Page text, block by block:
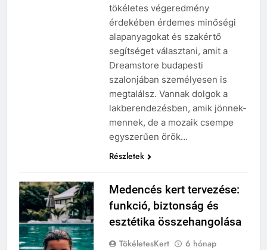
tökéletes végeredmény
érdekében érdemes minőségi
alapanyagokat és szakértő
segítséget választani, amit a
Dreamstore budapesti
szalonjában személyesen is
megtalálsz. Vannak dolgok a
lakberendezésben, amik jönnek-
mennek, de a mozaik csempe
egyszerűen örök…
Részletek
Medencés kert tervezése:
funkció, biztonság és
esztétika összehangolása
TökéletesKert
6 hónap